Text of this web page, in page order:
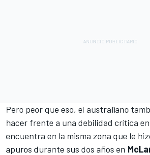
Pero peor que eso, el australiano
hacer frente a una debilidad crítica
encuentra en la misma zona que le
apuros durante sus dos años en